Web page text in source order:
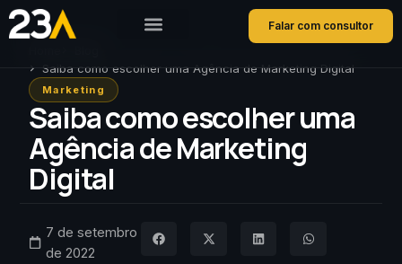
Falar com consultor
Saiba como escolher uma Agência de Marketing Digital
Marketing
Saiba como escolher uma
Agência de Marketing
Digital
7 de setembro
de 2022